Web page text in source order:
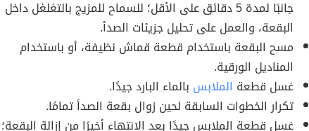
جانبًا لمدة 5 دقائق على الأقل؛ للسماح للمزيج بالتغلغل داخل
البقعة، والعمل على تحليل جزيئات الصدأ.
مسح البقعة باستخدام قطعة قماش نظيفة، أو باستخدام
المناديل الورقية.
غسل قطعة الملابس بالماء البارد جيدًا.
تكرار الخطوات السابقة لحين زوال بقعة الصدأ تمامًا.
غسل قطعة الملابس جيدًا بعد الانتهاء أخيرًا من إزالة البقعة؛